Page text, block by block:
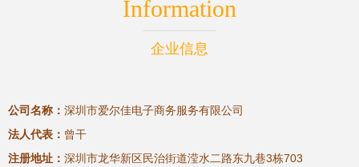
Information
企业信息
公司名称： 深圳市爱尔佳电子商务服务有限公司
法人代表： 曾干
注册地址： 深圳市龙华新区民治街道滢水二路东九巷3栋703